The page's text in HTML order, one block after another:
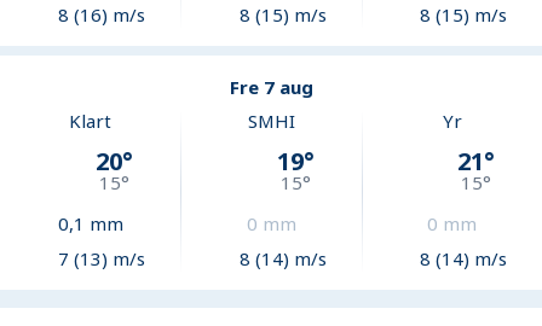
8 (16) m/s
8 (15) m/s
8 (15) m/s
Fre 7 aug
Klart
20°
15°
0,1 mm
7 (13) m/s
SMHI
19°
15°
0 mm
8 (14) m/s
Yr
21°
15°
0 mm
8 (14) m/s